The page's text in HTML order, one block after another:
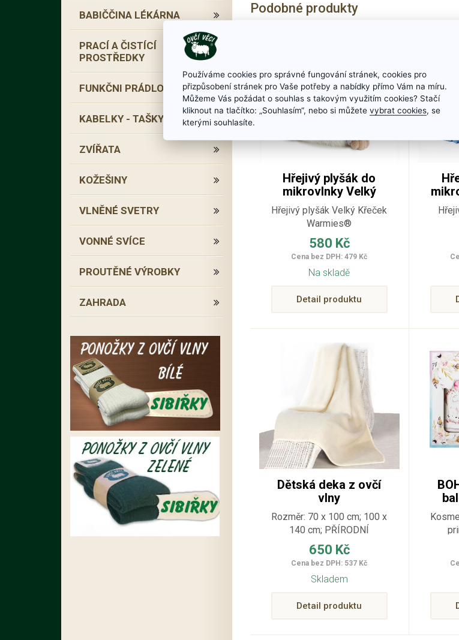
BABIČČINA LÉKÁRNA
PRACÍ A ČISTÍCÍ
PROSTŘEDKY
FUNKČNI PRÁDLO
KABELKY - TAŠKY
ZVÍŘATA
KOŽEŠINY
VLNĚNÉ SVETRY
VONNÉ SVÍCE
PROUTĚNÉ VÝROBKY
ZAHRADA
Podobné produkty
Hřejivý plyšák do
mikrovlnky Velký
Křeček
Hřejivý plyšák Velký Křeček
Warmies®
580 Kč
Cena bez DPH: 479 Kč
Na skladě
Detail produktu
Dětská deka z ovčí
vlny
Rozměr: 70 x 100 cm; 100 x
140 cm; PŘÍRODNÍ
650 Kč
Cena bez DPH: 537 Kč
Skladem
Detail produktu
Používáme cookies pro správné fungování stránek, cookies pro
přizpůsobení stránek pro Vaše potřeby a nabídky přímo Vám na míru.
Můžeme Vás požádat o souhlas s takovým využitím cookies? Stačí
kliknout na tlačítko: „Souhlasím“, nebo si můžete vybrat cookies, se
kterými souhlasíte.